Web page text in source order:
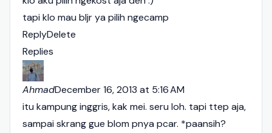
tapi klo mau bljr ya pilih ngecamp
ReplyDelete
Replies
AhmadDecember 16, 2013 at 5:16 AM
itu kampung inggris, kak mei. seru loh. tapi ttep aja,
sampai skrang gue blom pnya pcar. *paansih?